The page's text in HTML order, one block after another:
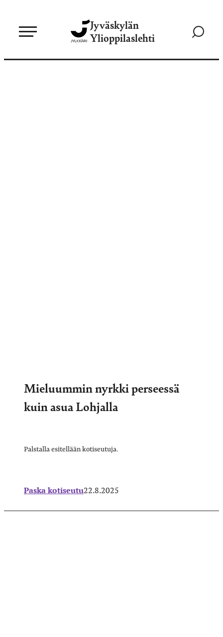
sisältöön
Jyväskylän
Ylioppilaslehti
Siirry
Mieluummin nyrkki perseessä
kuin asua Lohjalla
Palstalla esitellään kotiseutuja.
Paska kotiseutu22.8.2025